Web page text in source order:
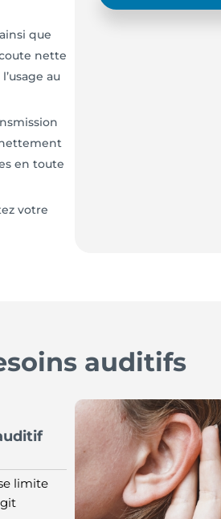
que
nette
au
en toute
votre
auditifs
limite